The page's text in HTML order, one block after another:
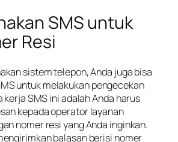
SMS untuk
Resi
sistem telepon, Anda juga bisa
untuk melakukan pengecekan
kerja SMS ini adalah Anda harus
kepada operator layanan
nomer resi yang Anda inginkan.
balasan berisi nomer